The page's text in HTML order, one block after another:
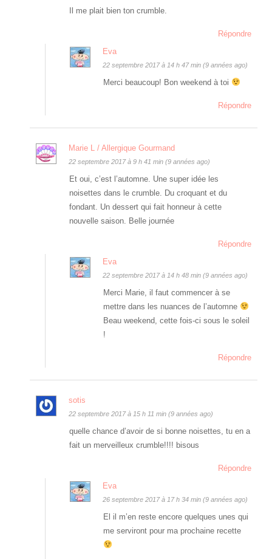
Il me plait bien ton crumble.
Répondre
Eva
22 septembre 2017 à 14 h 47 min (9 années ago)
Merci beaucoup! Bon weekend à toi
Répondre
Marie L / Allergique Gourmand
22 septembre 2017 à 9 h 41 min (9 années ago)
Et oui, c’est l’automne. Une super idée les
noisettes dans le crumble. Du croquant et du
fondant. Un dessert qui fait honneur à cette
nouvelle saison. Belle journée
Répondre
Eva
22 septembre 2017 à 14 h 48 min (9 années ago)
Merci Marie, il faut commencer à se
mettre dans les nuances de l’automne
Beau weekend, cette fois-ci sous le soleil
!
Répondre
sotis
22 septembre 2017 à 15 h 11 min (9 années ago)
quelle chance d’avoir de si bonne noisettes, tu en a
fait un merveilleux crumble!!!! bisous
Répondre
Eva
26 septembre 2017 à 17 h 34 min (9 années ago)
El il m’en reste encore quelques unes qui
me serviront pour ma prochaine recette